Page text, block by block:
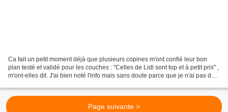
Ca fait un petit moment déjà que plusieurs copines m'ont confié leur bon
plan testé et validé pour les couches : "Celles de Lidl sont top et à petit prix" ,
m'ont-elles dit. J'ai bien noté l'info mais sans doute parce que je n'ai pas de
Page suivante >